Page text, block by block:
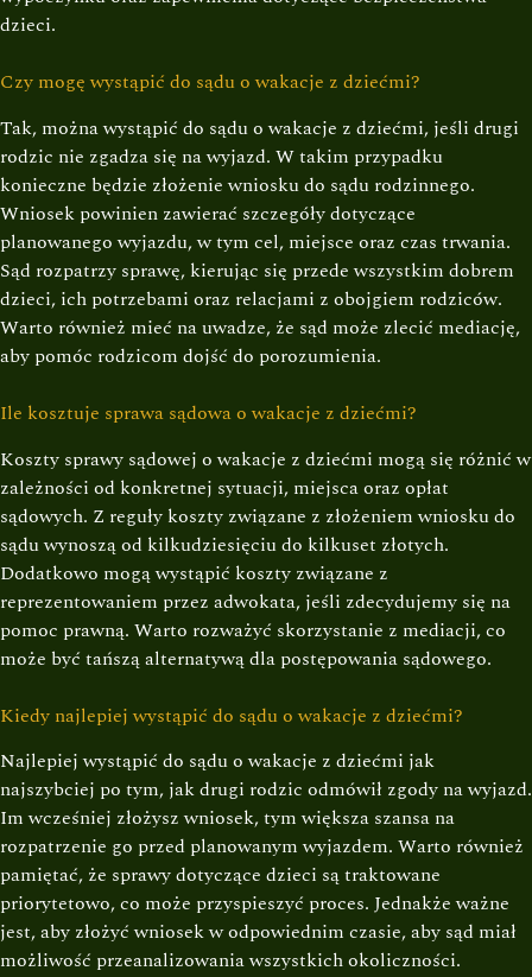
dzieci.
Czy mogę wystąpić do sądu o wakacje z dziećmi?
Tak, można wystąpić do sądu o wakacje z dziećmi, jeśli drugi
rodzic nie zgadza się na wyjazd. W takim przypadku
konieczne będzie złożenie wniosku do sądu rodzinnego.
Wniosek powinien zawierać szczegóły dotyczące
planowanego wyjazdu, w tym cel, miejsce oraz czas trwania.
Sąd rozpatrzy sprawę, kierując się przede wszystkim dobrem
dzieci, ich potrzebami oraz relacjami z obojgiem rodziców.
Warto również mieć na uwadze, że sąd może zlecić mediację,
aby pomóc rodzicom dojść do porozumienia.
Ile kosztuje sprawa sądowa o wakacje z dziećmi?
Koszty sprawy sądowej o wakacje z dziećmi mogą się różnić w
zależności od konkretnej sytuacji, miejsca oraz opłat
sądowych. Z reguły koszty związane z złożeniem wniosku do
sądu wynoszą od kilkudziesięciu do kilkuset złotych.
Dodatkowo mogą wystąpić koszty związane z
reprezentowaniem przez adwokata, jeśli zdecydujemy się na
pomoc prawną. Warto rozważyć skorzystanie z mediacji, co
może być tańszą alternatywą dla postępowania sądowego.
Kiedy najlepiej wystąpić do sądu o wakacje z dziećmi?
Najlepiej wystąpić do sądu o wakacje z dziećmi jak
najszybciej po tym, jak drugi rodzic odmówił zgody na wyjazd.
Im wcześniej złożysz wniosek, tym większa szansa na
rozpatrzenie go przed planowanym wyjazdem. Warto również
pamiętać, że sprawy dotyczące dzieci są traktowane
priorytetowo, co może przyspieszyć proces. Jednakże ważne
jest, aby złożyć wniosek w odpowiednim czasie, aby sąd miał
możliwość przeanalizowania wszystkich okoliczności.